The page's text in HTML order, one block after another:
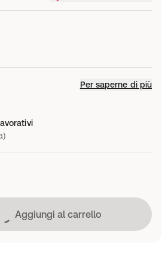
Per saperne di più
Caricamento in corso
Aggiungi al carrello